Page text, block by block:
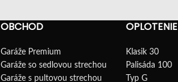
OBCHOD
Garáže Premium
Garáže so sedlovou strechou
Garáže s pultovou strechou
OPLOTENIE
Klasik 30
Palisáda 100
Typ G